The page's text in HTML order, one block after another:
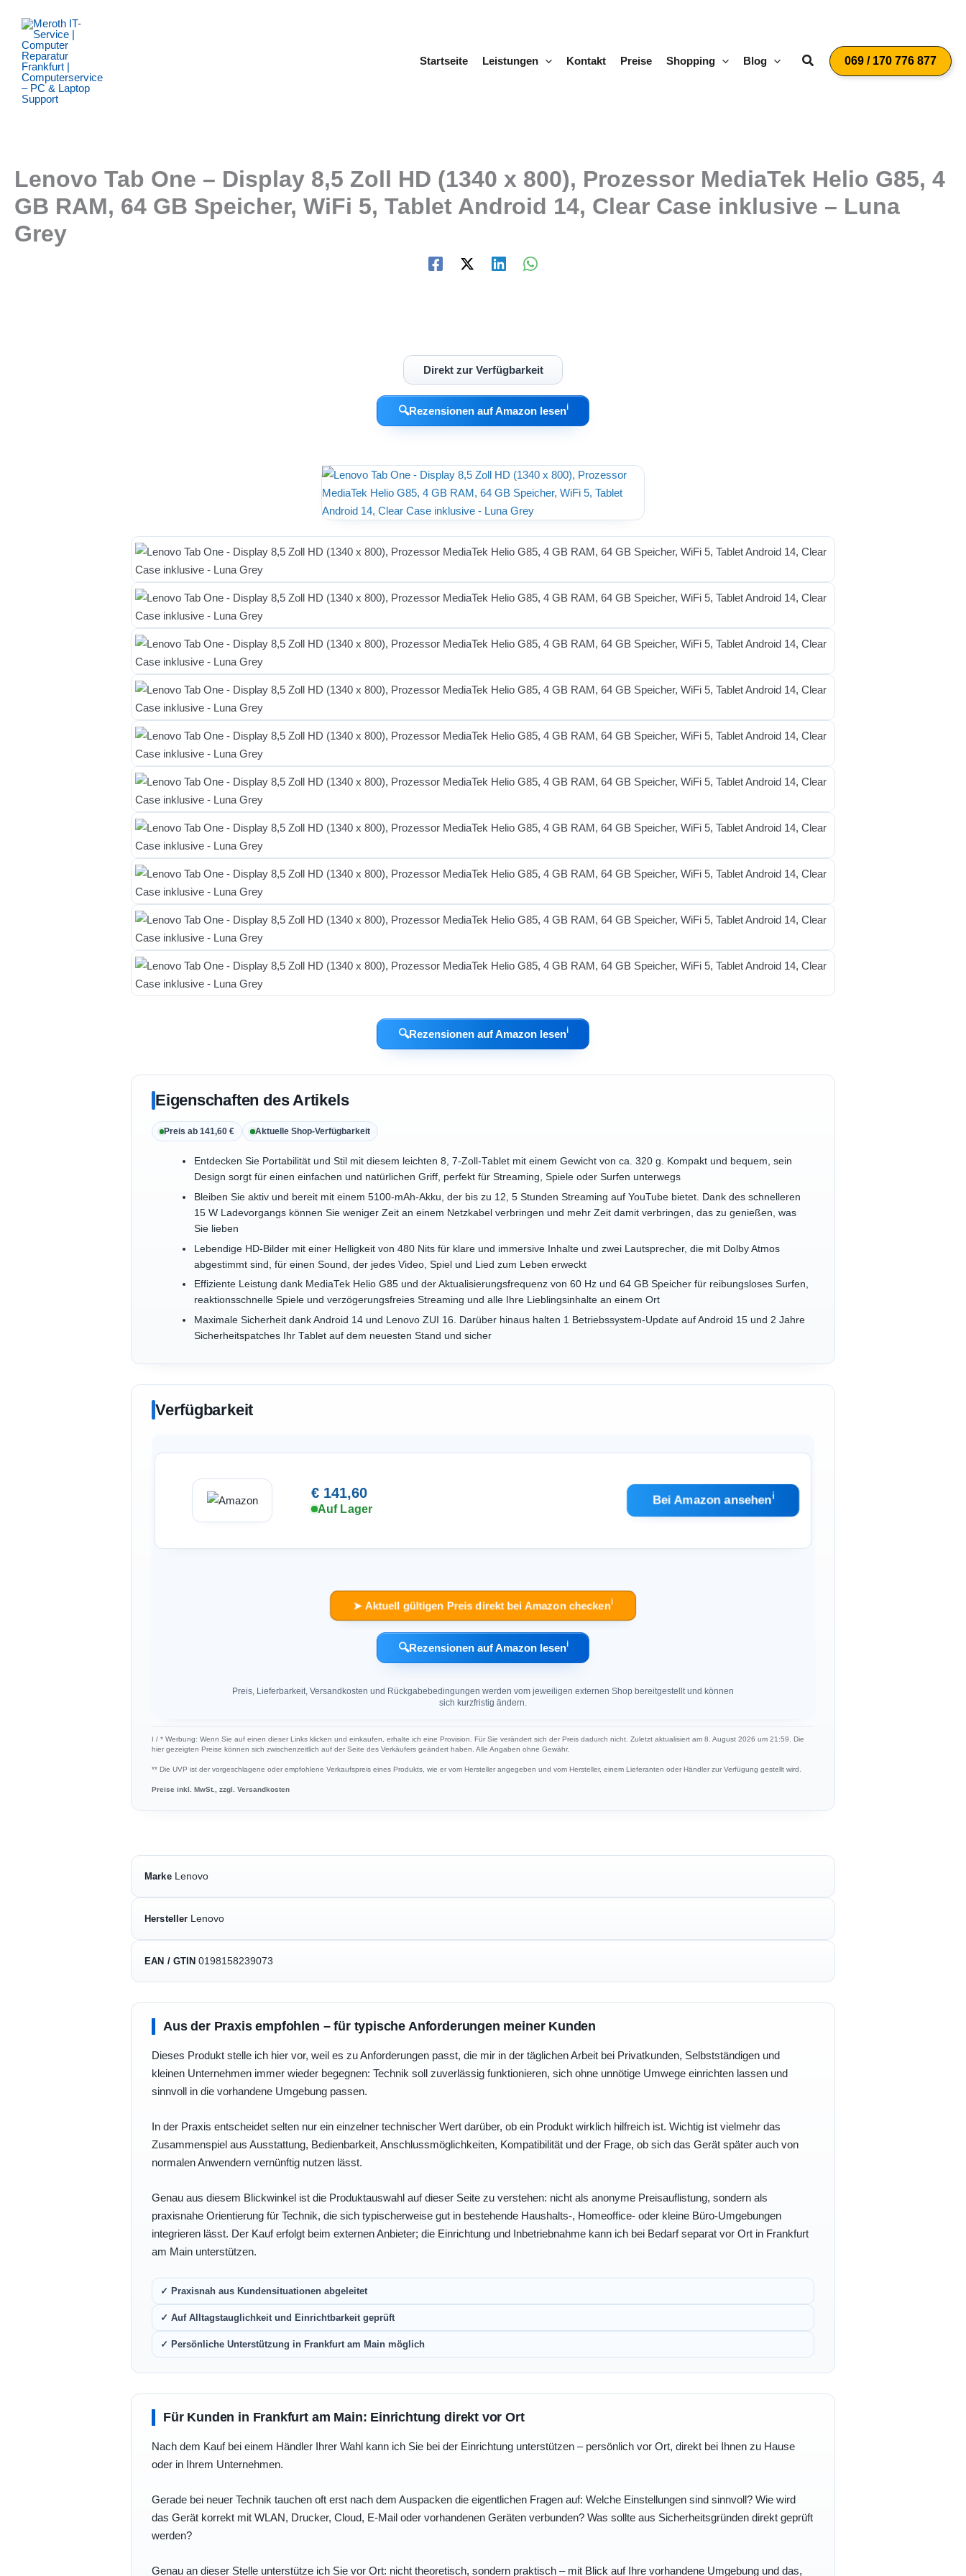
Inhalt
springen
Startseite
Leistungen Kontakt Preise Shopping Blog Suchen069 / 170 776 877
Lenovo Tab One – Display 8,5 Zoll HD (1340 x 800), Prozessor MediaTek Helio G85, 4
GB RAM, 64 GB Speicher, WiFi 5, Tablet Android 14, Clear Case inklusive – Luna
Grey
Direkt zur Verfügbarkeit
🔍Rezensionen auf Amazon lesenℹ︎
🔍Rezensionen auf Amazon lesenℹ︎
Eigenschaften des Artikels
Preis ab 141,60 € Aktuelle Shop-Verfügbarkeit
Entdecken Sie Portabilität und Stil mit diesem leichten 8, 7-Zoll-Tablet mit einem Gewicht von ca. 320 g. Kompakt und bequem, sein
Design sorgt für einen einfachen und natürlichen Griff, perfekt für Streaming, Spiele oder Surfen unterwegs
Bleiben Sie aktiv und bereit mit einem 5100-mAh-Akku, der bis zu 12, 5 Stunden Streaming auf YouTube bietet. Dank des schnelleren
15 W Ladevorgangs können Sie weniger Zeit an einem Netzkabel verbringen und mehr Zeit damit verbringen, das zu genießen, was
Sie lieben
Lebendige HD-Bilder mit einer Helligkeit von 480 Nits für klare und immersive Inhalte und zwei Lautsprecher, die mit Dolby Atmos
abgestimmt sind, für einen Sound, der jedes Video, Spiel und Lied zum Leben erweckt
Effiziente Leistung dank MediaTek Helio G85 und der Aktualisierungsfrequenz von 60 Hz und 64 GB Speicher für reibungsloses Surfen,
reaktionsschnelle Spiele und verzögerungsfreies Streaming und alle Ihre Lieblingsinhalte an einem Ort
Maximale Sicherheit dank Android 14 und Lenovo ZUI 16. Darüber hinaus halten 1 Betriebssystem-Update auf Android 15 und 2 Jahre
Sicherheitspatches Ihr Tablet auf dem neuesten Stand und sicher
Verfügbarkeit
€ 141,60
Auf Lager
Bei Amazon ansehenℹ︎
➤ Aktuell gültigen Preis direkt bei Amazon checkenℹ︎
🔍Rezensionen auf Amazon lesenℹ︎
Preis, Lieferbarkeit, Versandkosten und Rückgabebedingungen werden vom jeweiligen externen Shop bereitgestellt und können
sich kurzfristig ändern.
ℹ︎ / * Werbung: Wenn Sie auf einen dieser Links klicken und einkaufen, erhalte ich eine Provision. Für Sie verändert sich der Preis dadurch nicht. Zuletzt aktualisiert am 8. August 2026 um 21:59. Die
hier gezeigten Preise können sich zwischenzeitlich auf der Seite des Verkäufers geändert haben. Alle Angaben ohne Gewähr.
** Die UVP ist der vorgeschlagene oder empfohlene Verkaufspreis eines Produkts, wie er vom Hersteller angegeben und vom Hersteller, einem Lieferanten oder Händler zur Verfügung gestellt wird.
Preise inkl. MwSt., zzgl. Versandkosten
Marke Lenovo
Hersteller Lenovo
EAN / GTIN 0198158239073
Aus der Praxis empfohlen – für typische Anforderungen meiner Kunden
Dieses Produkt stelle ich hier vor, weil es zu Anforderungen passt, die mir in der täglichen Arbeit bei Privatkunden, Selbstständigen und
kleinen Unternehmen immer wieder begegnen: Technik soll zuverlässig funktionieren, sich ohne unnötige Umwege einrichten lassen und
sinnvoll in die vorhandene Umgebung passen.
In der Praxis entscheidet selten nur ein einzelner technischer Wert darüber, ob ein Produkt wirklich hilfreich ist. Wichtig ist vielmehr das
Zusammenspiel aus Ausstattung, Bedienbarkeit, Anschlussmöglichkeiten, Kompatibilität und der Frage, ob sich das Gerät später auch von
normalen Anwendern vernünftig nutzen lässt.
Genau aus diesem Blickwinkel ist die Produktauswahl auf dieser Seite zu verstehen: nicht als anonyme Preisauflistung, sondern als
praxisnahe Orientierung für Technik, die sich typischerweise gut in bestehende Haushalts-, Homeoffice- oder kleine Büro-Umgebungen
integrieren lässt. Der Kauf erfolgt beim externen Anbieter; die Einrichtung und Inbetriebnahme kann ich bei Bedarf separat vor Ort in Frankfurt
am Main unterstützen.
✓ Praxisnah aus Kundensituationen abgeleitet
✓ Auf Alltagstauglichkeit und Einrichtbarkeit geprüft
✓ Persönliche Unterstützung in Frankfurt am Main möglich
Für Kunden in Frankfurt am Main: Einrichtung direkt vor Ort
Nach dem Kauf bei einem Händler Ihrer Wahl kann ich Sie bei der Einrichtung unterstützen – persönlich vor Ort, direkt bei Ihnen zu Hause
oder in Ihrem Unternehmen.
Gerade bei neuer Technik tauchen oft erst nach dem Auspacken die eigentlichen Fragen auf: Welche Einstellungen sind sinnvoll? Wie wird
das Gerät korrekt mit WLAN, Drucker, Cloud, E-Mail oder vorhandenen Geräten verbunden? Was sollte aus Sicherheitsgründen direkt geprüft
werden?
Genau an dieser Stelle unterstütze ich Sie vor Ort: nicht theoretisch, sondern praktisch – mit Blick auf Ihre vorhandene Umgebung und das,